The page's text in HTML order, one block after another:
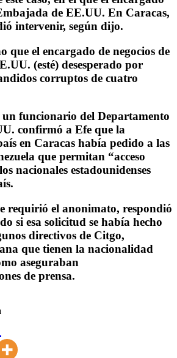
de EE.UU. En Caracas,
intervenir, según dijo.
que el encargado de negocios de
(esté) desesperado por
corruptos de cuatro
un funcionario del Departamento
confirmó a Efe que la
en Caracas había pedido a las
que permitan “acceso
nacionales estadounidenses
requirió el anonimato, respondió
si esa solicitud se había hecho
directivos de Citgo,
que tienen la nacionalidad
aseguraban
de prensa.